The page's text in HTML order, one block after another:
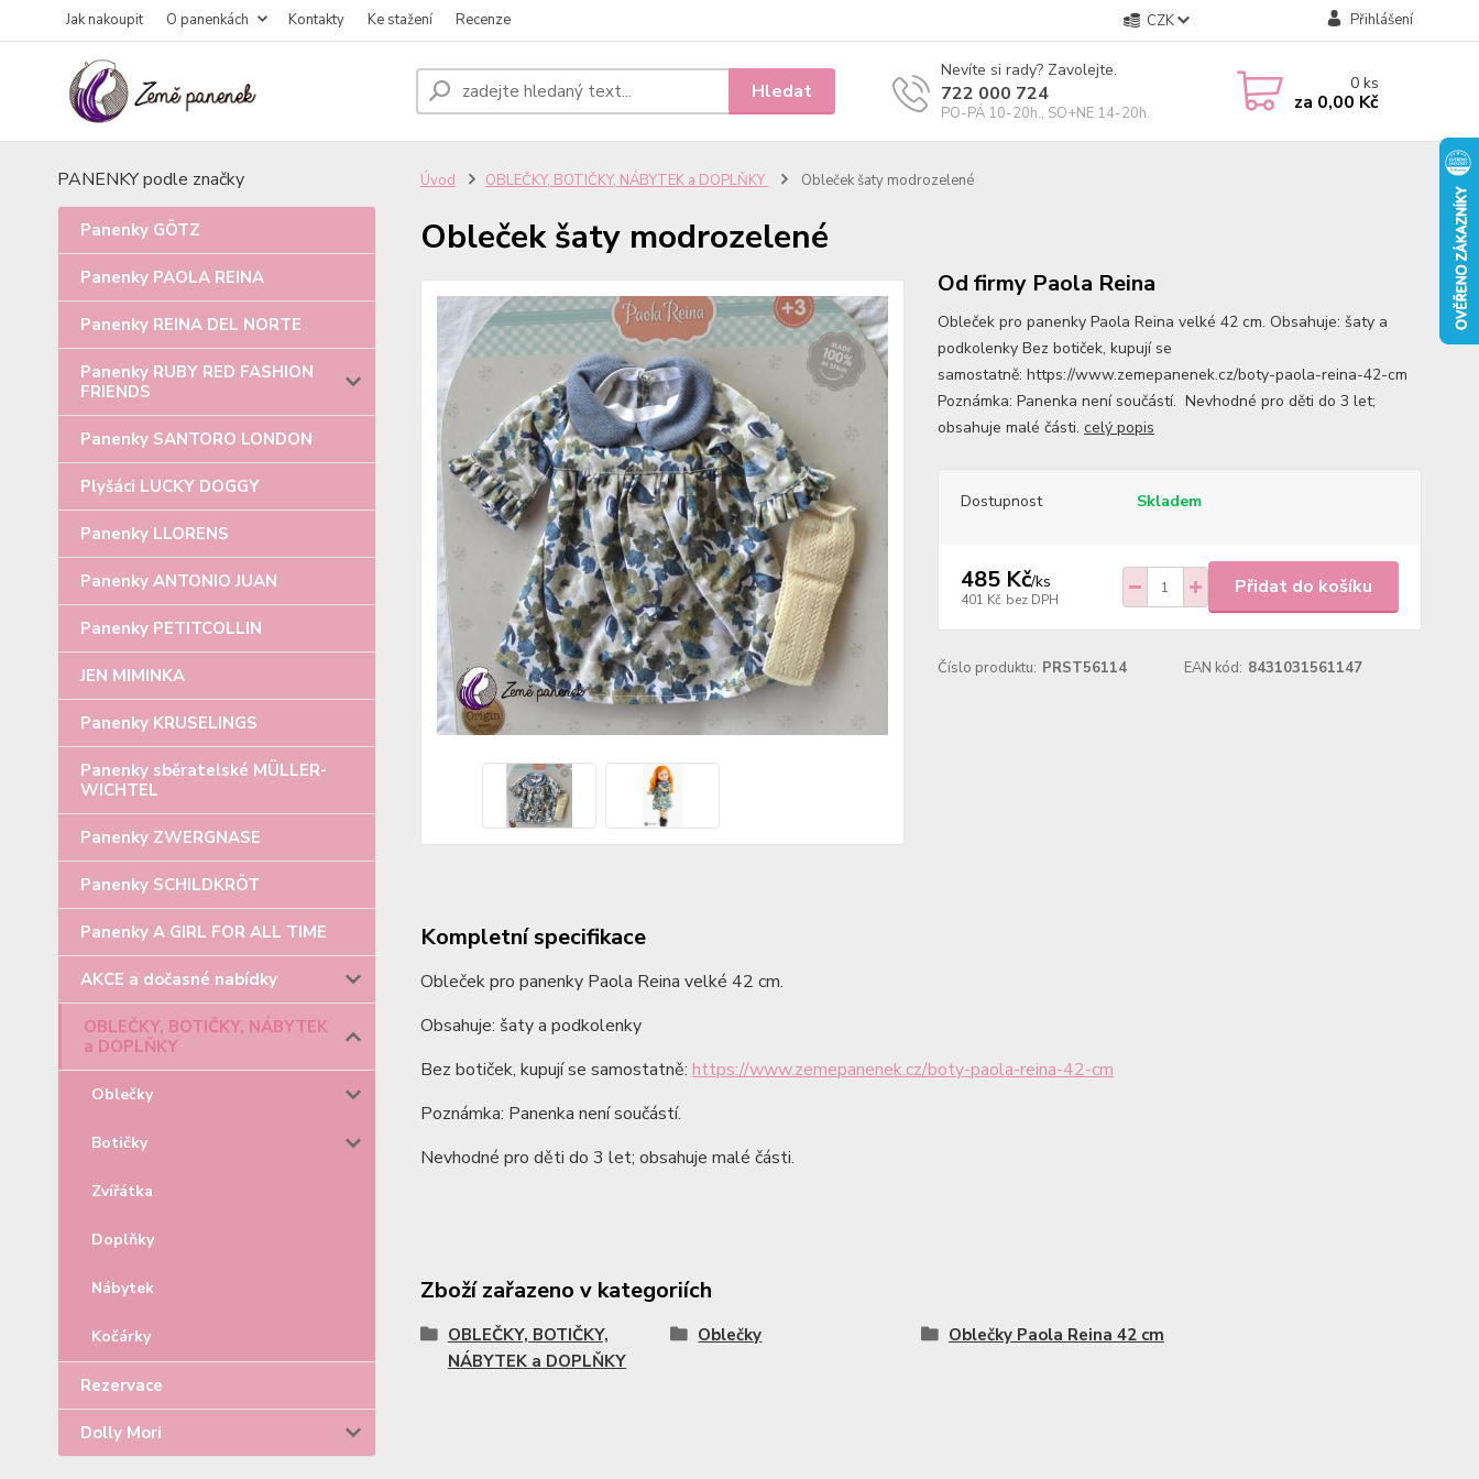
Jak nakoupit O panenkách Kontakty Ke stažení Recenze CZK Přihlášení
Hledat
Nevíte si rady? Zavolejte.
722 000 724
PO-PÁ 10-20h., SO+NE 14-20h.
0ks
za 0,00 Kč
PANENKY podle značky
Panenky GÖTZ
Panenky PAOLA REINA
Panenky REINA DEL NORTE
Panenky RUBY RED FASHION
FRIENDS
Panenky SANTORO LONDON
Plyšáci LUCKY DOGGY
Panenky LLORENS
Panenky ANTONIO JUAN
Panenky PETITCOLLIN
JEN MIMINKA
Panenky KRUSELINGS
Panenky sběratelské MÜLLER-
WICHTEL
Panenky ZWERGNASE
Panenky SCHILDKRÖT
Panenky A GIRL FOR ALL TIME
AKCE a dočasné nabídky
OBLEČKY, BOTIČKY, NÁBYTEK
a DOPLŇKY
Oblečky
Botičky
Zvířátka
Doplňky
Nábytek
Kočárky
Rezervace
Dolly Mori
Úvod OBLEČKY, BOTIČKY, NÁBYTEK a DOPLŇKY Obleček šaty modrozelené
Obleček šaty modrozelené
Od firmy Paola Reina
Obleček pro panenky Paola Reina velké 42 cm. Obsahuje: šaty a
podkolenky Bez botiček, kupují se
samostatně: https://www.zemepanenek.cz/boty-paola-reina-42-cm
Poznámka: Panenka není součástí. Nevhodné pro děti do 3 let;
obsahuje malé části. celý popis
Dostupnost Skladem
485 Kč/ks
401 Kč bez DPH
Přidat do košíku
Číslo produktu: PRST56114 EAN kód: 8431031561147
Kompletní specifikace
Obleček pro panenky Paola Reina velké 42 cm.
Obsahuje: šaty a podkolenky
Bez botiček, kupují se samostatně: https://www.zemepanenek.cz/boty-paola-reina-42-cm
Poznámka: Panenka není součástí.
Nevhodné pro děti do 3 let; obsahuje malé části.
Zboží zařazeno v kategoriích
OBLEČKY, BOTIČKY,
NÁBYTEK a DOPLŇKY
Oblečky Oblečky Paola Reina 42 cm